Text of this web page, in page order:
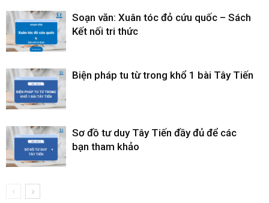
Soạn văn: Xuân tóc đỏ cứu quốc – Sách
Kết nối tri thức
Biện pháp tu từ trong khổ 1 bài Tây Tiến
Sơ đồ tư duy Tây Tiến đầy đủ để các
bạn tham khảo